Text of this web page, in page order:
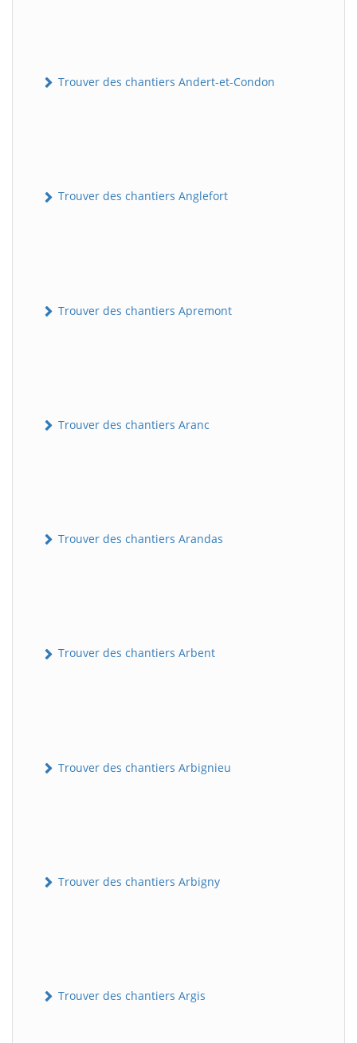
Trouver des chantiers Andert-et-Condon
Trouver des chantiers Anglefort
Trouver des chantiers Apremont
Trouver des chantiers Aranc
Trouver des chantiers Arandas
Trouver des chantiers Arbent
Trouver des chantiers Arbignieu
Trouver des chantiers Arbigny
Trouver des chantiers Argis